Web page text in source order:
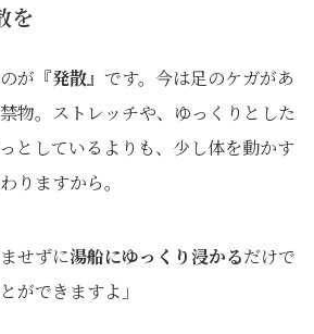
を
が『発散』です。今は足のケガがあ
物。ストレッチや、ゆっくりとした
としているよりも、少し体を動かす
りますから。
せずに湯船にゆっくり浸かるだけで
ができますよ」